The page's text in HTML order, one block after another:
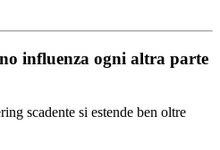
influenza ogni altra parte
scadente si estende ben oltre